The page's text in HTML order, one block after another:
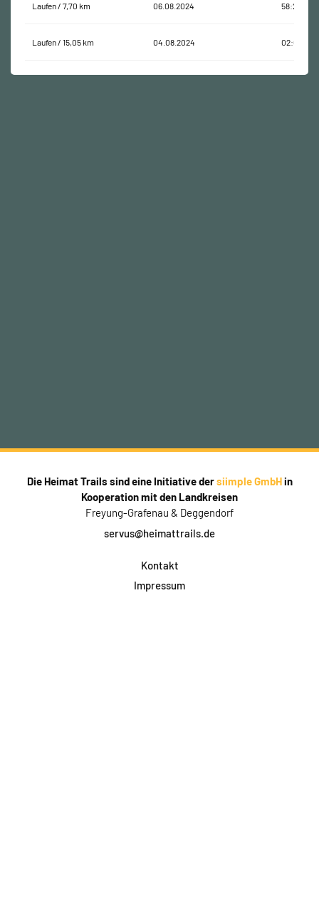
Laufen / 7,70 km 06.08.2024 58:26:05
Laufen / 15,05 km 04.08.2024 02:02:56
Die Heimat Trails sind eine Initiative dersiimple GmbHin
Kooperation mit den Landkreisen
Freyung-Grafenau & Deggendorf
servus@heimattrails.de
Kontakt
Impressum